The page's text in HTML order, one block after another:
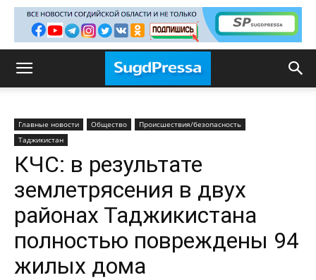
Главные новости Общество
Происшествия/безопасность
Таджикистан
КЧС: в результате
землетрясения в двух
районах Таджикистана
полностью повреждены 94
жилых дома